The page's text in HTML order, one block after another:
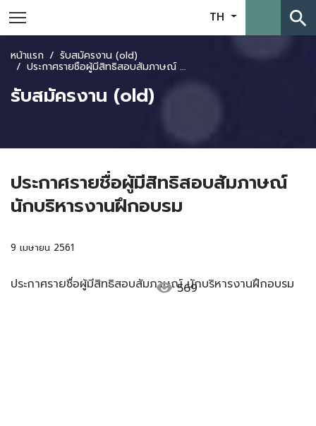
TH search
หน้าแรก รับสมัครงาน (old)
ประกาศรายชื่อผู้มีสิทธิสอบสัมภาษณ์ นักบริหารงานฝึกอบรม
รับสมัครงาน (old)
ประกาศรายชื่อผู้มีสิทธิสอบสัมภาษณ์
นักบริหารงานฝึกอบรม
9 เมษายน 2561
visibility569
ประกาศรายชื่อผู้มีสิทธิสอบสัมภาษณ์ นักบริหารงานฝึกอบรม